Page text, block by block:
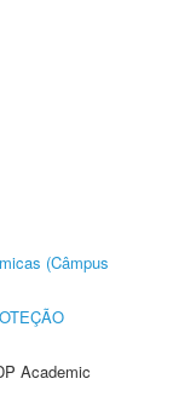
(Câmpus
Academic